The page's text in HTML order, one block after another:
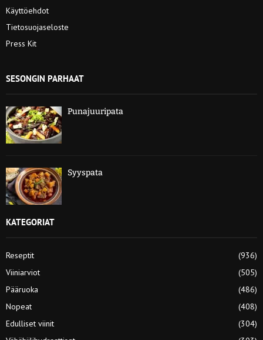
Käyttöehdot
Tietosuojaseloste
Press Kit
SESONGIN PARHAAT
Punajuuripata
Syyspata
KATEGORIAT
Reseptit
(936)
Viiniarviot
(505)
Pääruoka
(486)
Nopeat
(408)
Edulliset viinit
(304)